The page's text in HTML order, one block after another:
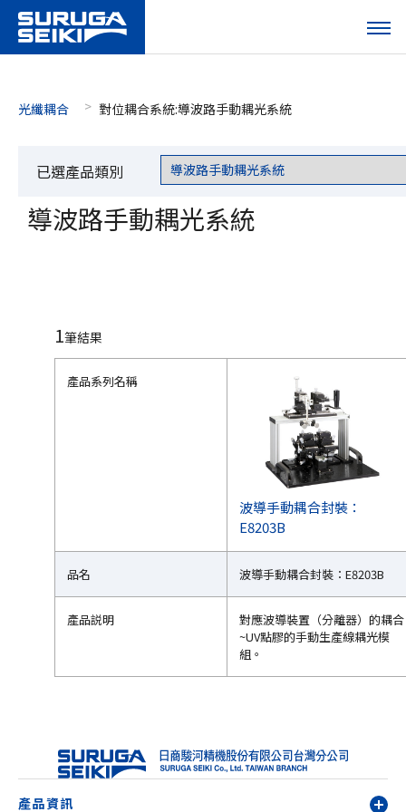
光纖耦合 對位耦合系統:導波路手動耦光系統
已選產品類別
導波路手動耦光系統
1筆結果
產品系列名稱
波導手動耦合封裝：
E8203B
品名 波導手動耦合封裝：E8203B
產品説明
對應波導裝置（分離器）的耦合
~UV點膠的手動生產線耦光模
組。
產品資訊